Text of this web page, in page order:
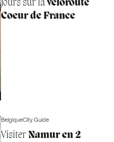
jours sur lavéloroute
Coeur de France
BelgiqueCity Guide
Visiter Namur en 2